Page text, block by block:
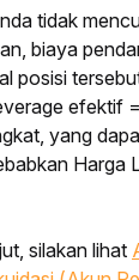
tidak
biaya
posisi
efektif
yang
Harga
silakan lihat